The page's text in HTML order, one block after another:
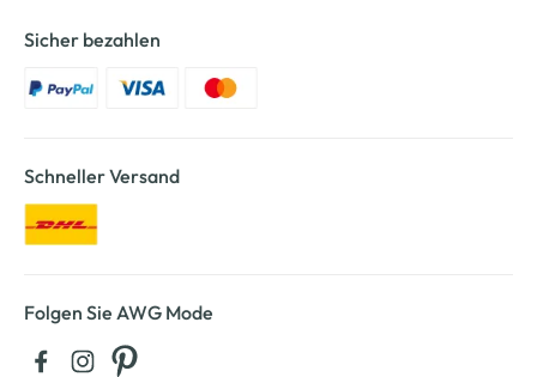
Sicher bezahlen
Schneller Versand
Folgen Sie AWG Mode